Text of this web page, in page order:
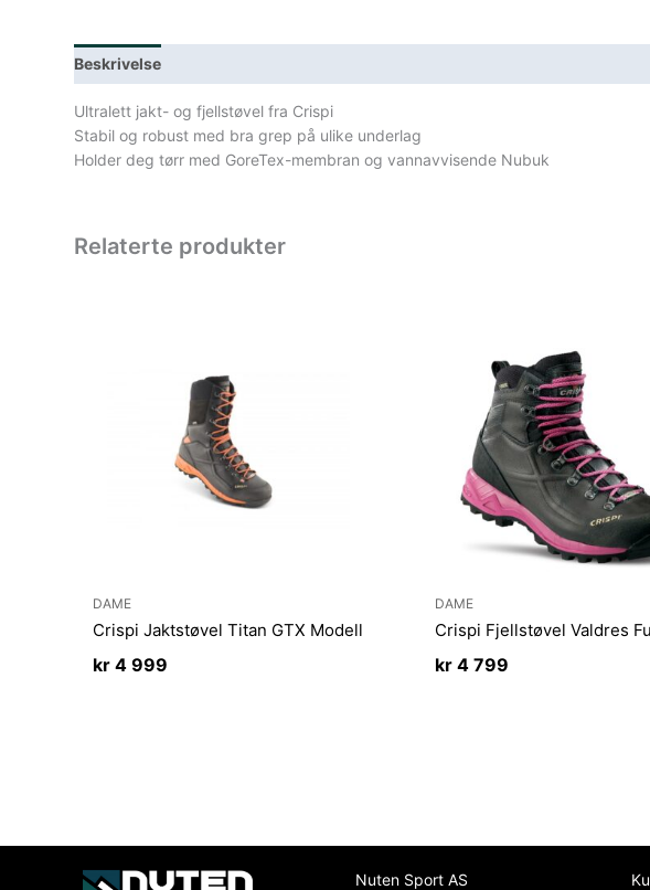
Beskrivelse
Ultralett jakt- og fjellstøvel fra Crispi
Stabil og robust med bra grep på ulike underlag
Holder deg tørr med GoreTex-membran og vannavvisende Nubuk
Relaterte produkter
DAME
Crispi Jaktstøvel Titan GTX Modell
kr 4 999
DAME
Crispi Fjellstøvel Valdres
kr4 799
Nuten Sport AS